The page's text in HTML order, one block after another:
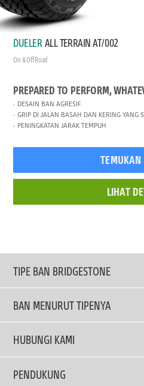
DUELER ALL TERRAIN AT/002
On & Off Road
PREPARED TO PERFORM,
DESAIN BAN AGRESIF
GRIP DI JALAN BASAH DAN KERING YANG
PENINGKATAN JARAK TEMPUH
TEMUKAN
LIHAT
TIPE BAN BRIDGESTONE
BAN MENURUT TIPENYA
Ban ENLITEN
Ban Performa
HUBUNGI KAMI
Email Kami
PENDUKUNG